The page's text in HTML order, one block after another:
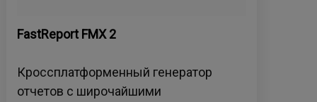
FastReport FMX 2
Кроссплатформенный генератор
отчетов с широчайшими